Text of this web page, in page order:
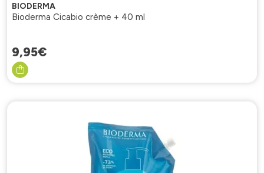
BIODERMA
Bioderma Cicabio crème + 40 ml
9,95€